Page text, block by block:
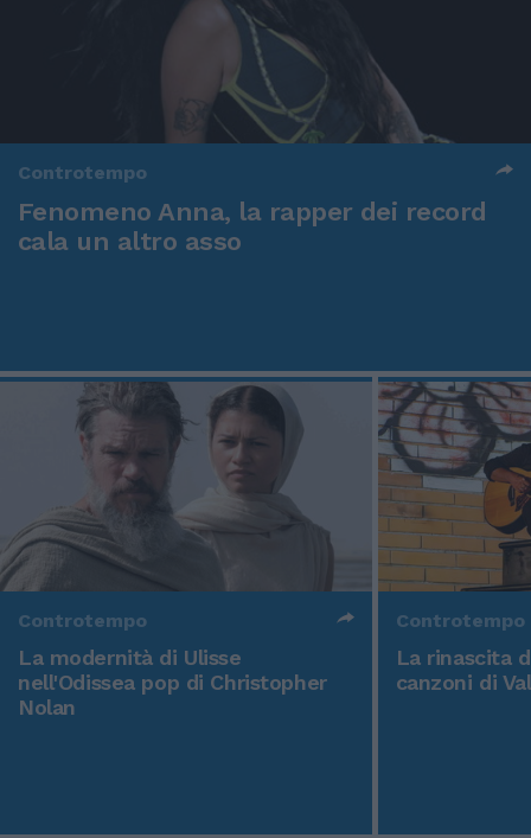
Controtempo
Fenomeno Anna, la rapper dei record
cala un altro asso
Controtempo
La modernità di Ulisse
nell'Odissea pop di Christopher
Nolan
Controtempo
La rinascita
canzoni di